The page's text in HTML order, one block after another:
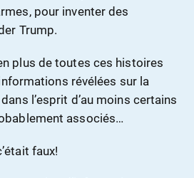
pour inventer des
Trump.
plus de toutes ces histoires
révélées sur la
l’esprit d’au moins certains
associés…
faux!